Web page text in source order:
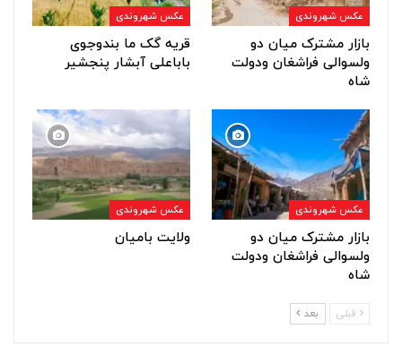
عکس شهروندی
بازار مشترک میان دو
ولسوالی فراشغان ودولت
شاه
عکس شهروندی
قریه گک ما بندوجوی
باباعلی آبشار پنجشیر
عکس شهروندی
بازار مشترک میان دو
ولسوالی فراشغان ودولت
شاه
عکس شهروندی
ولایت بامیان
قبلی بعد